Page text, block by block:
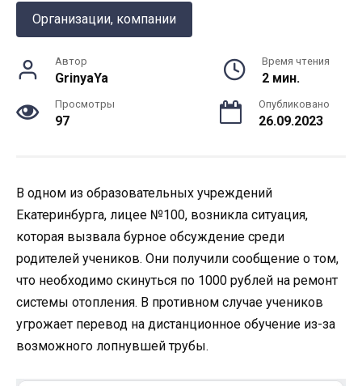
Организации, компании
Автор
GrinyaYa
Время чтения
2 мин.
Просмотры
97
Опубликовано
26.09.2023
В одном из образовательных учреждений
Екатеринбурга, лицее №100, возникла ситуация,
которая вызвала бурное обсуждение среди
родителей учеников. Они получили сообщение о том,
что необходимо скинуться по 1000 рублей на ремонт
системы отопления. В противном случае учеников
угрожает перевод на дистанционное обучение из-за
возможного лопнувшей трубы.